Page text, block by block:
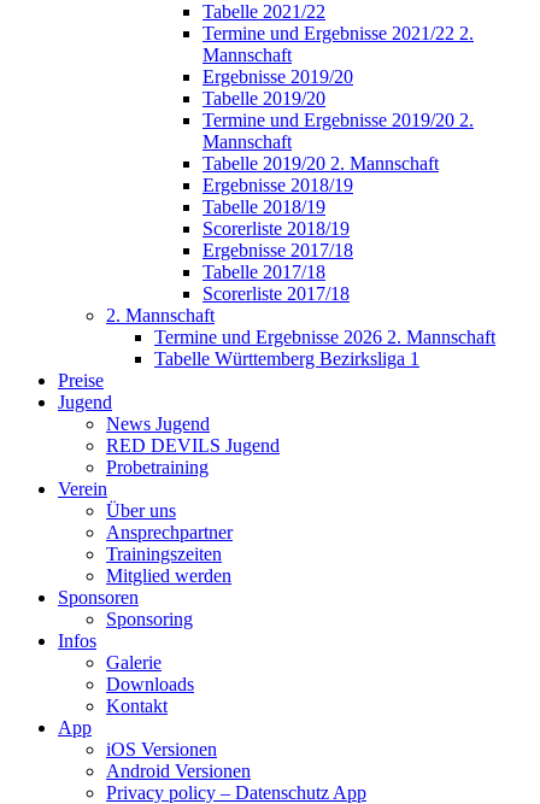
Tabelle 2021/22
Termine und Ergebnisse 2021/22 2.
Mannschaft
Ergebnisse 2019/20
Tabelle 2019/20
Termine und Ergebnisse 2019/20 2.
Mannschaft
Tabelle 2019/20 2. Mannschaft
Ergebnisse 2018/19
Tabelle 2018/19
Scorerliste 2018/19
Ergebnisse 2017/18
Tabelle 2017/18
Scorerliste 2017/18
2. Mannschaft
Termine und Ergebnisse 2026 2. Mannschaft
Tabelle Württemberg Bezirksliga 1
Preise
Jugend
News Jugend
RED DEVILS Jugend
Probetraining
Verein
Über uns
Ansprechpartner
Trainingszeiten
Mitglied werden
Sponsoren
Sponsoring
Infos
Galerie
Downloads
Kontakt
App
iOS Versionen
Android Versionen
Privacy policy – Datenschutz App